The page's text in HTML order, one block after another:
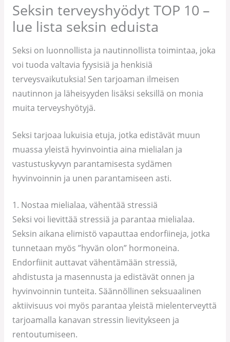
Seksin terveyshyödyt TOP 10 –
lue lista seksin eduista
Seksi on luonnollista ja nautinnollista toimintaa, joka
voi tuoda valtavia fyysisiä ja henkisiä
terveysvaikutuksia! Sen tarjoaman ilmeisen
nautinnon ja läheisyyden lisäksi seksillä on monia
muita terveyshyötyjä.
Seksi tarjoaa lukuisia etuja, jotka edistävät muun
muassa yleistä hyvinvointia aina mielialan ja
vastustuskyvyn parantamisesta sydämen
hyvinvoinnin ja unen parantamiseen asti.
1. Nostaa mielialaa, vähentää stressiä
Seksi voi lievittää stressiä ja parantaa mielialaa.
Seksin aikana elimistö vapauttaa endorfiineja, jotka
tunnetaan myös ”hyvän olon” hormoneina.
Endorfiinit auttavat vähentämään stressiä,
ahdistusta ja masennusta ja edistävät onnen ja
hyvinvoinnin tunteita. Säännöllinen seksuaalinen
aktiivisuus voi myös parantaa yleistä mielenterveyttä
tarjoamalla kanavan stressin lievitykseen ja
rentoutumiseen.